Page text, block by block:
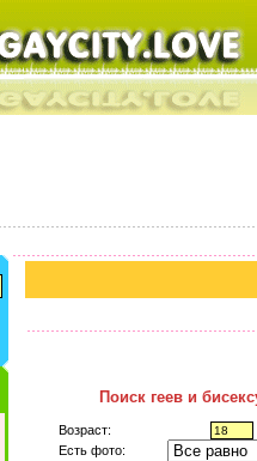
Поиск геев и
Возраст:
Есть фото: